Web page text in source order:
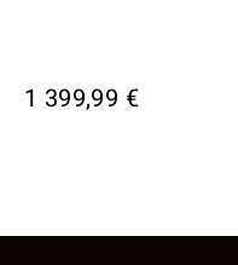
1 399,99 €